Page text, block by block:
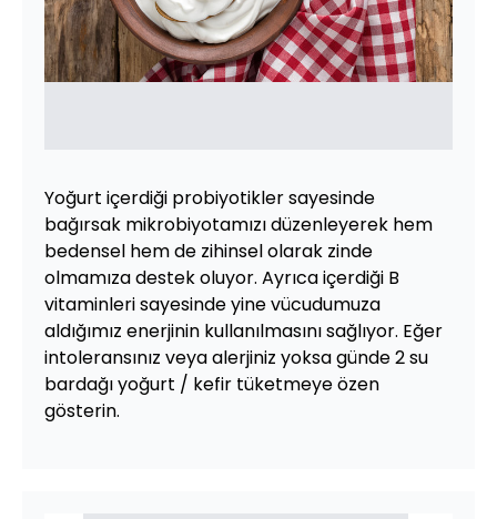
Yoğurt içerdiği probiyotikler sayesinde
bağırsak mikrobiyotamızı düzenleyerek hem
bedensel hem de zihinsel olarak zinde
olmamıza destek oluyor. Ayrıca içerdiği B
vitaminleri sayesinde yine vücudumuza
aldığımız enerjinin kullanılmasını sağlıyor. Eğer
intoleransınız veya alerjiniz yoksa günde 2 su
bardağı yoğurt / kefir tüketmeye özen
gösterin.